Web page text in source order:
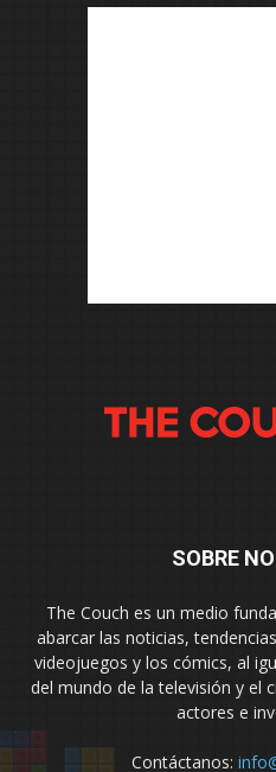
SOBRE
The Couch es un medio
abarcar las noticias,
videojuegos y los cómics, al
del mundo de la televisión y el
actores e
Contáctanos: